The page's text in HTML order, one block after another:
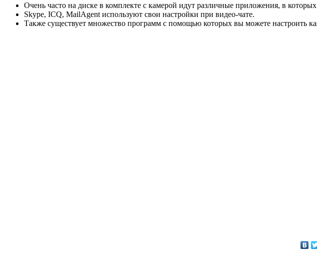
Очень часто на диске в комплекте с камерой идут различные приложения, в
Skype, ICQ, MailAgent используют свои настройки при видео-чате.
Также существует множество программ с помощью которых вы можете настроить